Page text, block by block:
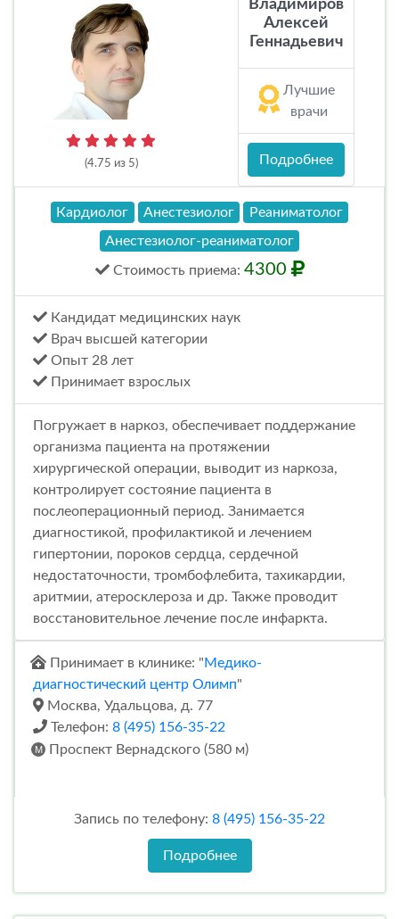
(4.75 из 5)
Владимиров
Алексей
Геннадьевич
Лучшие
врачи
Подробнее
Кардиолог Анестезиолог
Реаниматолог
Анестезиолог-реаниматолог
Стоимость приема: 4300
Кандидат медицинских наук
Врач высшей категории
Опыт 28 лет
Принимает взрослых
Погружает в наркоз, обеспечивает поддержание
организма пациента на протяжении
хирургической операции, выводит из наркоза,
контролирует состояние пациента в
послеоперационный период. Занимается
диагностикой, профилактикой и лечением
гипертонии, пороков сердца, сердечной
недостаточности, тромбофлебита, тахикардии,
аритмии, атеросклероза и др. Также проводит
восстановительное лечение после инфаркта.
Принимает в клинике: "Медико-
диагностический центр Олимп"
Москва, Удальцова, д. 77
Телефон: 8 (495) 156-35-22
Проспект Вернадского (580 м)
Запись по телефону: 8 (495) 156-35-22
Подробнее